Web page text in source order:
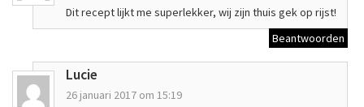
Dit recept lijkt me superlekker, wij zijn thuis gek op rijst!
Beantwoorden
Lucie
26 januari 2017 om 15:19